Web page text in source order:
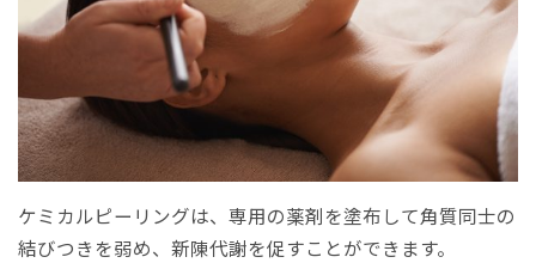
ケミカルピーリングは、専用の薬剤を塗布して角質同士の
結びつきを弱め、新陳代謝を促すことができます。